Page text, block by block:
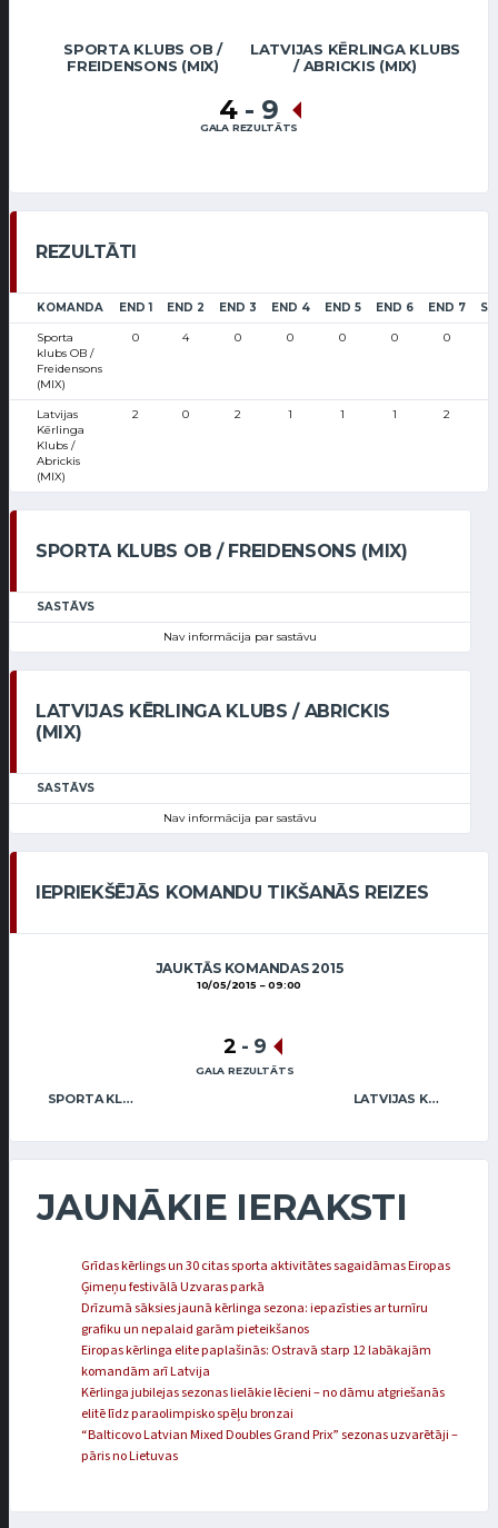
SPORTA KLUBS OB /
FREIDENSONS (MIX)
LATVIJAS KĒRLINGA KLUBS
/ ABRICKIS (MIX)
4 - 9
GALA REZULTĀTS
REZULTĀTI
KOMANDA END 1 END 2 END 3 END 4 END 5 END 6 END 7
Sporta
klubs OB /
Freidensons
(MIX)
0 4 0 0 0 0 0
Latvijas
Kērlinga
Klubs /
Abrickis
(MIX)
2 0 2 1 1 1 2
SPORTA KLUBS OB / FREIDENSONS (MIX)
SASTĀVS
Nav informācija par sastāvu
LATVIJAS KĒRLINGA KLUBS / ABRICKIS
(MIX)
SASTĀVS
Nav informācija par sastāvu
IEPRIEKŠĒJĀS KOMANDU TIKŠANĀS REIZES
JAUKTĀS KOMANDAS 2015
10/05/2015 09:00
SPORTA KLUBS OB / FREIDENSONS (MIX) LATVIJAS KĒRLINGA KLUBS / ABRICKIS (MIX)
2 - 9
GALA REZULTĀTS
JAUNĀKIE IERAKSTI
Grīdas kērlings un 30 citas sporta aktivitātes sagaidāmas Eiropas
Ģimeņu festivālā Uzvaras parkā
Drīzumā sāksies jaunā kērlinga sezona: iepazīsties ar turnīru
grafiku un nepalaid garām pieteikšanos
Eiropas kērlinga elite paplašinās: Ostravā starp 12 labākajām
komandām arī Latvija
Kērlinga jubilejas sezonas lielākie lēcieni – no dāmu atgriešanās
elitē līdz paraolimpisko spēļu bronzai
“Balticovo Latvian Mixed Doubles Grand Prix” sezonas uzvarētāji –
pāris no Lietuvas